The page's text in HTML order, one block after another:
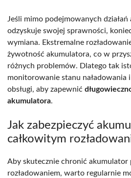
Jeśli mimo podejmowanych
odzyskuje swojej sprawności,
wymiana. Ekstremalne
żywotność akumulatora, co w
różnych problemów. Dlatego tak
monitorowanie stanu naładowania
obsługi, aby zapewnić
akumulatora.
Jak zabezpieczyć
całkowitym
Aby skutecznie chronić akumulator
rozładowaniem, warto regularnie